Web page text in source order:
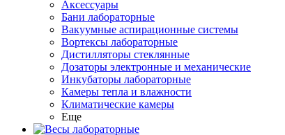
Аксессуары
Бани лабораторные
Вакуумные аспирационные системы
Вортексы лабораторные
Дистилляторы стеклянные
Дозаторы электронные и механические
Инкубаторы лабораторные
Камеры тепла и влажности
Климатические камеры
Еще